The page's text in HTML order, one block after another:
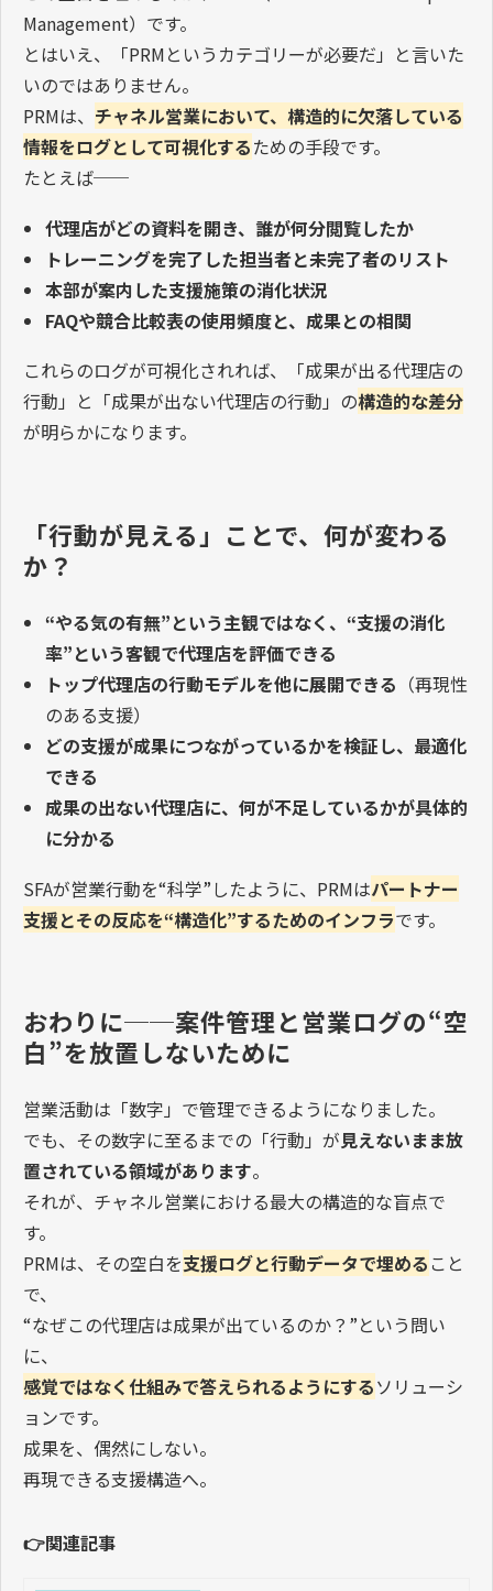
Management）です。
とはいえ、「PRMというカテゴリーが必要だ」と言いた
いのではありません。
PRMは、 チャネル営業において、構造的に欠落している
情報をログとして可視化するための手段です。
たとえば──
代理店がどの資料を開き、誰が何分閲覧したか
トレーニングを完了した担当者と未完了者のリスト
本部が案内した支援施策の消化状況
FAQや競合比較表の使用頻度と、成果との相関
これらのログが可視化されれば、「成果が出る代理店の
行動」と「成果が出ない代理店の行動」の構造的な差分
が明らかになります。
「行動が見える」ことで、何が変わる
か？
“やる気の有無”という主観ではなく、 “支援の消化
率”という客観で代理店を評価できる
トップ代理店の行動モデルを他に展開できる （再現性
のある支援）
どの支援が成果につながっているかを検証し、最適化
できる
成果の出ない代理店に、何が不足しているかが具体的
に分かる
SFAが営業行動を“科学” したように、 PRMはパートナー
支援とその反応を“構造化”するためのインフラです。
おわりに──案件管理と営業ログの“空
白”を放置しないために
営業活動は「数字」で管理できるようになりました。
でも、その数字に至るまでの「行動」が見えないまま放
置されている領域があります。
それが、チャネル営業における最大の構造的な盲点で
す。
PRMは、その空白を支援ログと行動データで埋める こと
で、
“なぜこの代理店は成果が出ているのか？ ”という問い
に、
感覚ではなく仕組みで答えられるようにするソリューシ
ョンです。
成果を、偶然にしない。
再現できる支援構造へ。
👉関連記事